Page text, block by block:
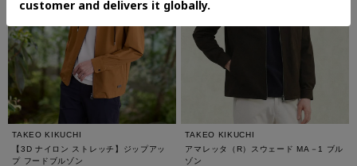
TAKEO KIKUCHI
【3D ナイロン ストレッチ】ジップアッ
プ フードブルゾン
TAKEO KIKUCHI
アマレッタ（R）スウェード MA－1 ブル
ゾン